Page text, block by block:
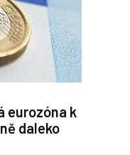
eurozóna k
daleko